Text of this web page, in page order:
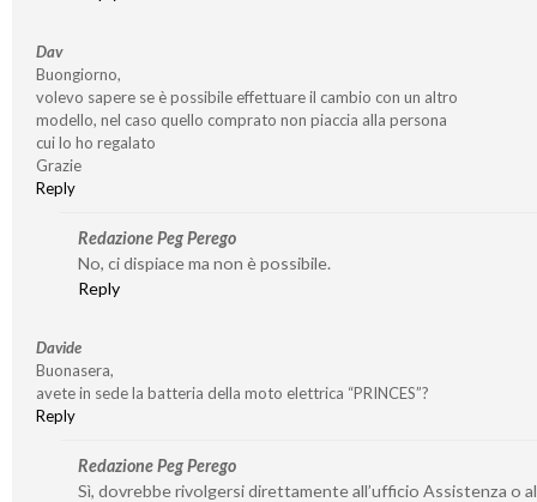
Dav
Buongiorno,
volevo sapere se è possibile effettuare il cambio con un altro
modello, nel caso quello comprato non piaccia alla persona
cui lo ho regalato
Grazie
Reply
Redazione Peg Perego
No, ci dispiace ma non è possibile.
Reply
Davide
Buonasera,
avete in sede la batteria della moto elettrica “PRINCES”?
Reply
Redazione Peg Perego
Sì, dovrebbe rivolgersi direttamente all’ufficio Assistenza o